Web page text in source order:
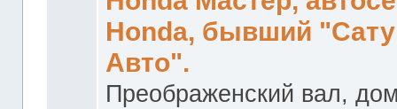
Honda, бывший
Авто".
Преображенский вал,